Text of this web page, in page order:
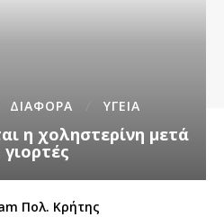
ΔΙΑΦΟΡΑ ΥΓΕΙΑ
η χοληστερίνη μετά
γιορτές
Πολ. Κρήτης